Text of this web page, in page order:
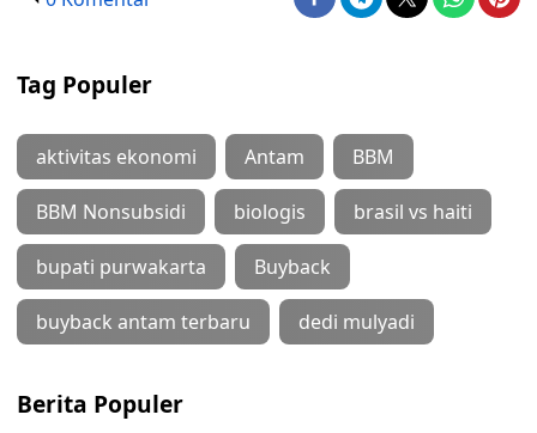
Tag Populer
aktivitas ekonomi Antam BBM
BBM Nonsubsidi biologis brasil vs haiti
bupati purwakarta Buyback
buyback antam terbaru dedi mulyadi
Berita Populer